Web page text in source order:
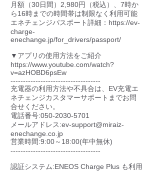
月額（30日間）2,980円（税込）、7時か
ら16時までの時間帯は制限なく利用可能
エネチェンジパスポート詳細：https://ev-
charge-
enechange.jp/for_drivers/passport/
▼アプリの使用方法をご紹介
https://www.youtube.com/watch?
v=azHOBD6psEw
------------------------------------
充電器の利用方法や不具合は、EV充電エ
ネチェンジカスタマーサポートまでお問
合せください。
電話番号:050-2030-5701
メールアドレス:ev-support@miraiz-
enechange.co.jp
営業時間:9:00～18:00(年中無休)
------------------------------------
認証システム:ENEOS Charge Plus も利用